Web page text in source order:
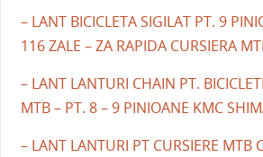
– LANT BICICLETA SIGILAT PT. 9
116 ZALE – ZA RAPIDA CURSIERA
– LANT LANTURI CHAIN PT.
MTB – PT. 8 – 9 PINIOANE KMC
– LANT LANTURI PT CURSIERE MTB